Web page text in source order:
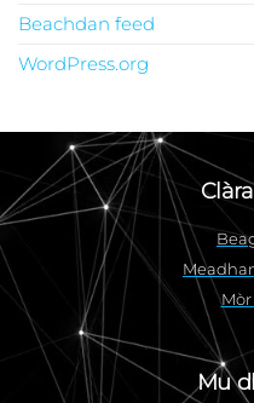
Beachdan feed
WordPress.org
Mòr
Mu